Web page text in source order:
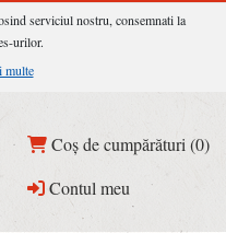
serviciul nostru, consemnati la
urilor.
multe
Coș de cumpărături (0)
Contul meu